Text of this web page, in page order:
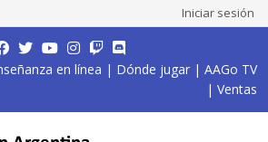
Iniciar sesión
en línea | Dónde jugar | AAGo TV
| Ventas